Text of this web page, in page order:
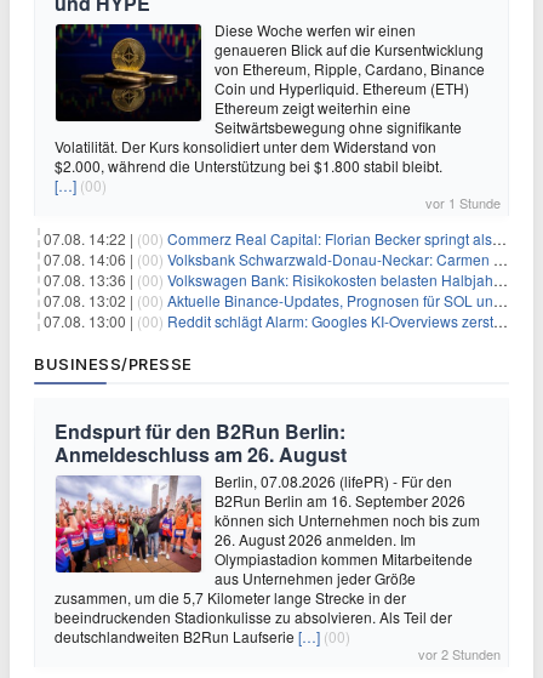
Diese Woche werfen wir einen
genaueren Blick auf die Kursentwicklung
von Ethereum, Ripple, Cardano, Binance
Coin und Hyperliquid. Ethereum (ETH)
Ethereum zeigt weiterhin eine
Seitwärtsbewegung ohne signifikante
Volatilität. Der Kurs konsolidiert unter dem Widerstand von
$2.000, während die Unterstützung bei $1.800 stabil bleibt.
[…] (00)
vor 1 Stunde
07.08. 14:22 | (00) Commerz Real Capital: Florian Becker springt als Leiter ein
07.08. 14:06 | (00) Volksbank Schwarzwald-Donau-Neckar: Carmen Wedam übernimmt Aufsichtsratsvorsitz
07.08. 13:36 | (00) Volkswagen Bank: Risikokosten belasten Halbjahresergebnis
07.08. 13:02 | (00) Aktuelle Binance-Updates, Prognosen für SOL und DOGE: Zusammenfassung vom 7. August
07.08. 13:00 | (00) Reddit schlägt Alarm: Googles KI-Overviews zerstören das Traffic-Geschäftsmodell
BUSINESS/PRESSE
Endspurt für den B2Run Berlin:
Anmeldeschluss am 26. August
Berlin, 07.08.2026 (lifePR) - Für den
B2Run Berlin am 16. September 2026
können sich Unternehmen noch bis zum
26. August 2026 anmelden. Im
Olympiastadion kommen Mitarbeitende
aus Unternehmen jeder Größe
zusammen, um die 5,7 Kilometer lange Strecke in der
beeindruckenden Stadionkulisse zu absolvieren. Als Teil der
deutschlandweiten B2Run Laufserie […] (00)
vor 2 Stunden